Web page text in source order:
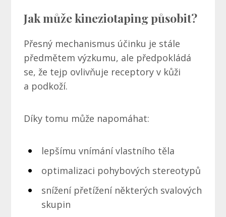
Jak může kineziotaping působit?
Přesný mechanismus účinku je stále
předmětem výzkumu, ale předpokládá
se, že tejp ovlivňuje receptory v kůži
a podkoží.
Díky tomu může napomáhat:
lepšímu vnímání vlastního těla
optimalizaci pohybových stereotypů
snížení přetížení některých svalových
skupin